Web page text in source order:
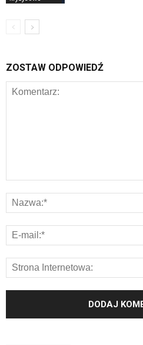
ZOSTAW ODPOWIEDŹ